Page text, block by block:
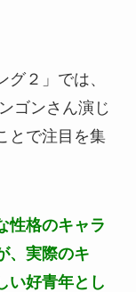
２」では、
ゴンさん演じ
とで注目を集
性格のキャラ
、実際のキ
い好青年とし